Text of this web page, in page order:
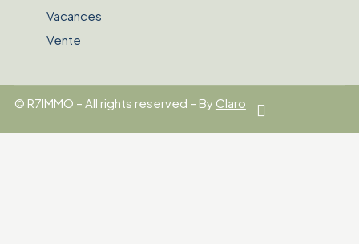
Vacances
Vente
© R7IMMO – All rights reserved – By Claro